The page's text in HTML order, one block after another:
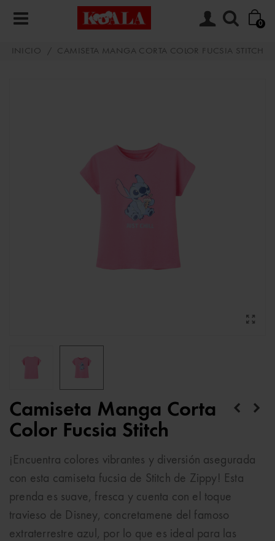
0
INICIO / CAMISETA MANGA CORTA COLOR FUCSIA STITCH
Camiseta Manga Corta
Color Fucsia Stitch
¡Encuentra colores vibrantes y diversión asegurada
con esta camiseta fucsia de Stitch de Zippy! Esta
prenda es suave, fresca y cuenta con el toque
travieso de Disney, concretamene del famoso
extraterrestre azul, por lo que es ideal para las